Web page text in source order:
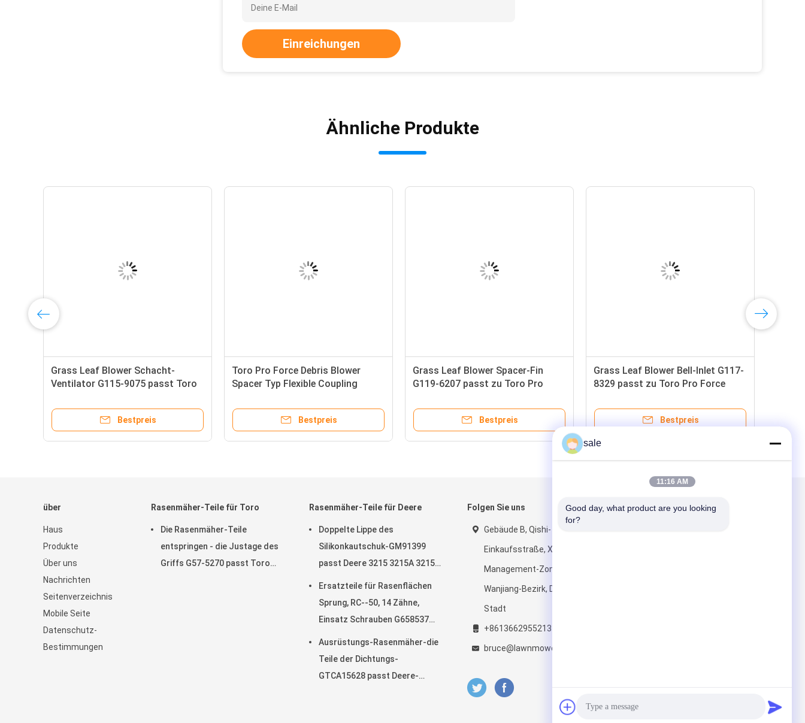
Einreichungen
Ähnliche Produkte
Grass Leaf Blower Schacht-
Ventilator G115-9075 passt Toro
Bestpreis
Toro Pro Force Debris Blower
Spacer Typ Flexible Coupling
Bestpreis
Grass Leaf Blower Spacer-Fin
G119-6207 passt zu Toro Pro
Groundsmaster
Bestpreis
Grass Leaf Blower Bell-Inlet G117-
8329 passt zu Toro Pro Force
Bestpreis
über
Haus
Produkte
Über uns
Nachrichten
Seitenverzeichnis
Mobile Seite
Datenschutz-
Bestimmungen
Rasenmäher-Teile für Toro
Die Rasenmäher-Teile
entspringen - die Justage des
Griffs G57-5270 passt Toro
Rasenmäher-Teile für Deere
Doppelte Lippe des
Silikonkautschuk-GM91399
passt Deere 3215 3215A 3215B
Ersatzteile für Rasenflächen
Sprung, RC--50, 14 Zähne,
Einsatz Schrauben G658537
Ausrüstungs-Rasenmäher-die
Teile der Dichtungs-
GTCA15628 passt Deere-
Folgen Sie uns
Gebäude B, Qishi-
Einkaufsstraße, Xiyong-
Management-Zone,
Wanjiang-Bezirk, Dongguan-
Stadt
+8613662955213
bruce@lawnmowersparepart.com
Mailen Sie uns
sale
11:16 AM
Good day, what product are you looking
for?